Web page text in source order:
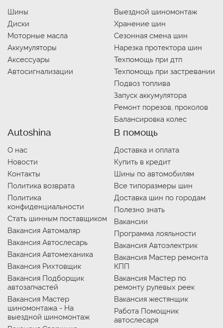
Шины
Диски
Моторные масла
Аккумуляторы
Аксессуары
Автосигнализации
Выездной шиномонтаж
Хранение шин
Сезонная смена шин
Нарезка протектора шин
Техпомощь при дтп
Техпомощь при застревании
Подвоз топлива
Запуск аккумулятора
Ремонт порезов, проколов
Балансировка колес
Autoshina
О нас
Новости
Контакты
Политика возврата
Политика
конфиденциальности
Стать шинным поставщиком
Вакансия Автомаляр
Вакансия Автослесарь
Вакансия Автомеханика
Вакансия Рихтовщик
Вакансия Подборщик
автозапчастей
Вакансия Мастер
шиномонтажа - На
выездной шиномонтаж
В помощь
Доставка и оплата
Купить в кредит
Шины по автомобилям
Все типоразмеры шин
Доставка шин по городам
Полезно знать
Вакансии
Программа лояльности
Вакансия Автоэлектрик
Вакансия Мастер ремонта
КПП
Вакансия Мастер по
ремонту рулевых реек
Вакансия жестянщик
Работа Помощник
автослесаря